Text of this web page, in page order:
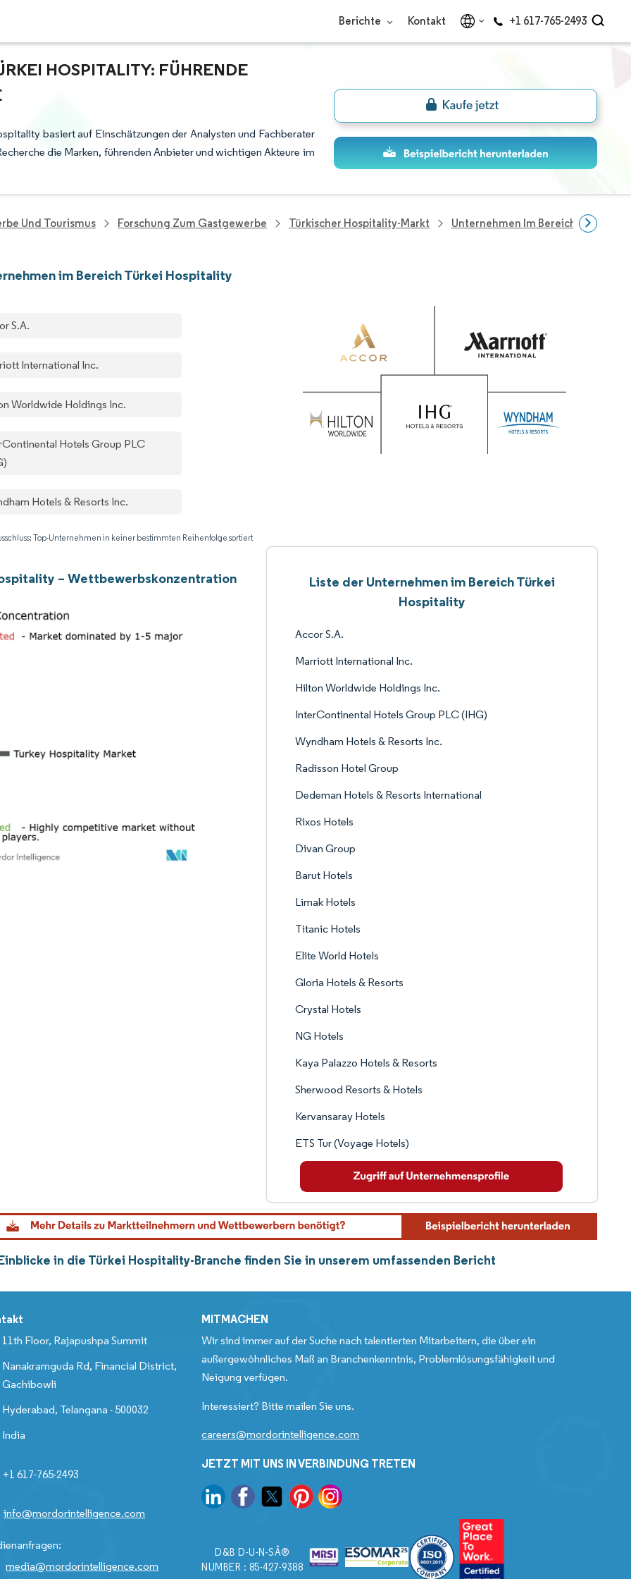
Berichte Kontakt +1 617-765-2493
HOSPITALITY: FÜHRENDE
basiert auf Einschätzungen der Analysten und Fachberater
die Marken, führenden Anbieter und wichtigen Akteure im
Und Tourismus Forschung Zum Gastgewerbe Türkischer Hospitality-Markt Unternehmen Im Bereich Türkei
im Bereich Türkei Hospitality
S.A.
International Inc.
Worldwide Holdings Inc.
Hotels Group PLC
Hotels & Resorts Inc.
Top-Unternehmen in keiner bestimmten Reihenfolge sortiert
– Wettbewerbskonzentration
Liste der Unternehmen im Bereich Türkei
Hospitality
Accor S.A.
Marriott International Inc.
Hilton Worldwide Holdings Inc.
InterContinental Hotels Group PLC (IHG)
Wyndham Hotels & Resorts Inc.
Radisson Hotel Group
Dedeman Hotels & Resorts International
Rixos Hotels
Divan Group
Barut Hotels
Limak Hotels
Titanic Hotels
Elite World Hotels
Gloria Hotels & Resorts
Crystal Hotels
NG Hotels
Kaya Palazzo Hotels & Resorts
Sherwood Resorts & Hotels
Kervansaray Hotels
ETS Tur (Voyage Hotels)
in die Türkei Hospitality-Branche finden Sie in unserem umfassenden Bericht
11th Floor, Rajapushpa Summit
Nanakramguda Rd, Financial District,
Gachibowli
Hyderabad, Telangana - 500032
India
+1 617-765-2493
info@mordorintelligence.com
media@mordorintelligence.com
MITMACHEN
Wir sind immer auf der Suche nach talentierten Mitarbeitern, die über ein
außergewöhnliches Maß an Branchenkenntnis, Problemlösungsfähigkeit und
Neigung verfügen.
Interessiert? Bitte mailen Sie uns.
careers@mordorintelligence.com
JETZT MIT UNS IN VERBINDUNG TRETEN
D&B D-U-N-SÂ®
NUMBER : 85-427-9388